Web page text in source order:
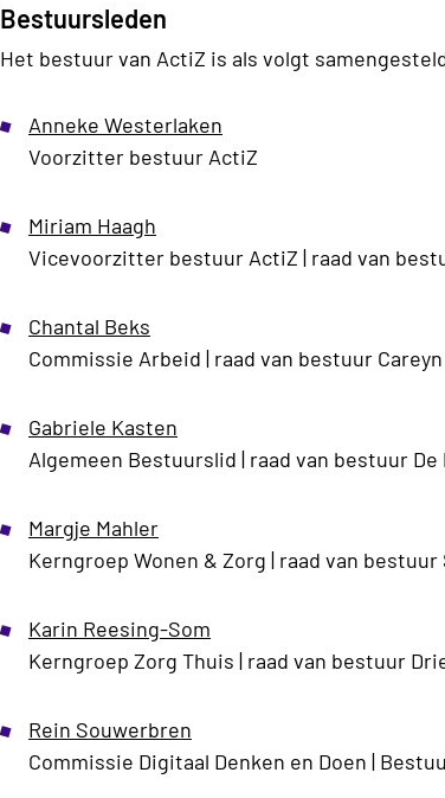
Bestuursleden
Het bestuur van ActiZ is als volgt
Anneke Westerlaken
Voorzitter bestuur ActiZ
Miriam Haagh
Vicevoorzitter bestuur ActiZ | raad van
Chantal Beks
Commissie Arbeid | raad van bestuur
Gabriele Kasten
Algemeen Bestuurslid | raad van bestuur
Margje Mahler
Kerngroep Wonen & Zorg | raad van bestuur
Karin Reesing-Som
Kerngroep Zorg Thuis | raad van bestuur
Rein Souwerbren
Commissie Digitaal Denken en Doen |